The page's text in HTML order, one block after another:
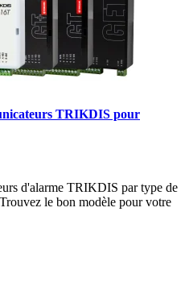
TRIKDIS pour
d'alarme TRIKDIS par type de
le bon modèle pour votre